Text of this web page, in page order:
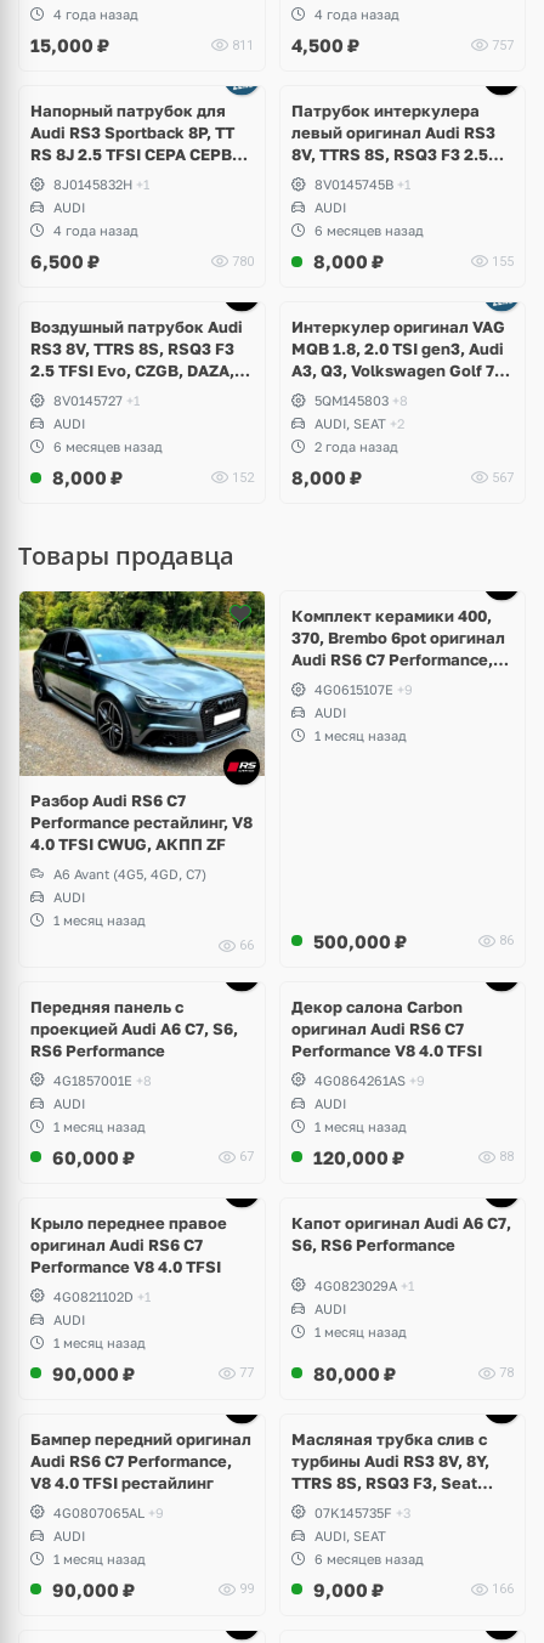
4 года назад
15,000 ₽ 811
4 года назад
4,500 ₽ 757
Напорный патрубок для
Аudi RS3 Sportback 8P, TT
RS 8J 2.5 TFSI CEPA CEPB
EA855 DSG DQ500
8J0145832H +1
AUDI
4 года назад
6,500 ₽ 780
Патрубок интеркулера
левый оригинал Audi RS3
8V, TTRS 8S, RSQ3 F3 2.5
TFSI Evo, DAZA, DNWA,
DNWB
8V0145745B +1
AUDI
6 месяцев назад
8,000 ₽ 155
Воздушный патрубок Audi
RS3 8V, TTRS 8S, RSQ3 F3
2.5 TFSI Evo, CZGB, DAZA,
DNWA, DNWB
8V0145727 +1
AUDI
6 месяцев назад
8,000 ₽ 152
Интеркулер оригинал VAG
MQB 1.8, 2.0 TSI gen3, Audi
A3, Q3, Volkswagen Golf 7
Alltrack, Passat B8, Tiguan
2, Allspace, Taos, Arteon,
Skoda Kodiaq, Karoq,
Superb, Octavia
5QM145803 +8
AUDI, SEAT +2
2 года назад
8,000 ₽ 567
Товары продавца
Разбор Audi RS6 C7
Performance рестайлинг, V8
4.0 TFSI CWUG, АКПП ZF
A6 Avant (4G5, 4GD, C7)
AUDI
1 месяц назад
66
5 фото
Комплект керамики 400,
370, Brembo 6pot оригинал
Audi RS6 C7 Performance,
RS7 V8 4.0 TFSI
4G0615107E +9
AUDI
1 месяц назад
500,000 ₽ 86
Передняя панель с
проекцией Audi A6 C7, S6,
RS6 Performance
4G1857001E +8
AUDI
1 месяц назад
60,000 ₽ 67
Декор салона Carbon
оригинал Audi RS6 C7
Performance V8 4.0 TFSI
4G0864261AS +9
AUDI
1 месяц назад
120,000 ₽ 88
Крыло переднее правое
оригинал Audi RS6 C7
Performance V8 4.0 TFSI
4G0821102D +1
AUDI
1 месяц назад
90,000 ₽ 77
Капот оригинал Audi A6 C7,
S6, RS6 Performance
4G0823029A +1
AUDI
1 месяц назад
80,000 ₽ 78
Бампер передний оригинал
Audi RS6 C7 Performance,
V8 4.0 TFSI рестайлинг
4G0807065AL
+9
AUDI
1 месяц назад
90,000 ₽ 99
Масляная трубка слив с
турбины Audi RS3 8V, 8Y,
TTRS 8S, RSQ3 F3, Seat
Formentor Cupra 2.5 TFSI
Evo, DAZA, DNWA, DNWB
07K145735F +3
AUDI, SEAT
6 месяцев назад
9,000 ₽ 166